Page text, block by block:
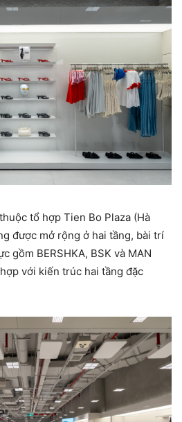
tổ hợp Tien Bo Plaza (Hà
được mở rộng ở hai tầng, bài trí
gồm BERSHKA, BSK và MAN
với kiến trúc hai tầng đặc